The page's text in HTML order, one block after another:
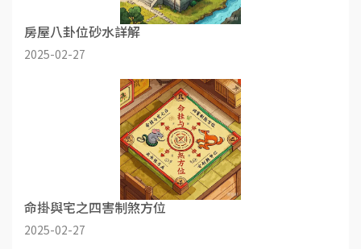
房屋八卦位砂水詳解
2025-02-27
命掛與宅之四害制煞方位
2025-02-27